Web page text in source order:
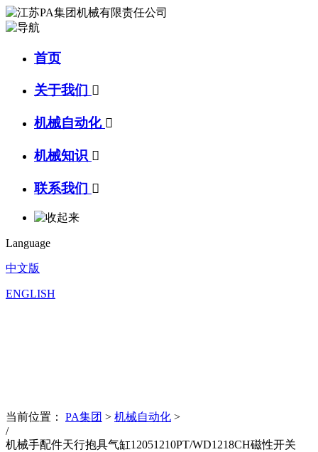
首页
关于我们 
机械自动化 
机械知识 
联系我们 
Language
中文版
ENGLISH
当前位置： PA集团 > 机械自动化 >
/
机械手配件天行抱具气缸12051210PT/WD1218CH磁性开关